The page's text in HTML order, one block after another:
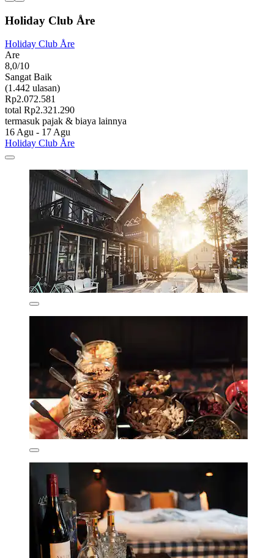
Holiday Club Åre
Holiday Club Åre
Are
8,0/10
Sangat Baik
(1.442 ulasan)
Rp2.072.581
total Rp2.321.290
termasuk pajak & biaya lainnya
16 Agu - 17 Agu
Holiday Club Åre